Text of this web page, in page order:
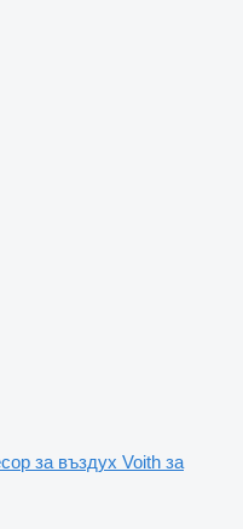
за въздух Voith за